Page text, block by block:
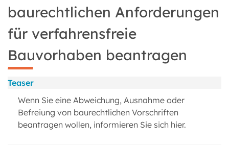
baurechtlichen Anforderungen
für verfahrensfreie
Bauvorhaben beantragen
Teaser
Wenn Sie eine Abweichung, Ausnahme oder
Befreiung von baurechtlichen Vorschriften
beantragen wollen, informieren Sie sich hier.